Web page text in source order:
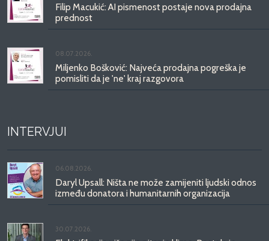
Filip Macukić: AI pismenost postaje nova prodajna
prednost
08.07.2026.
Miljenko Bošković: Najveća prodajna pogreška je
pomisliti da je 'ne' kraj razgovora
INTERVJUI
06.08.2026.
Daryl Upsall: Ništa ne može zamijeniti ljudski odnos
između donatora i humanitarnih organizacija
30.07.2026.